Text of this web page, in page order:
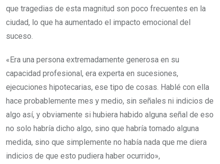
que tragedias de esta magnitud son poco frecuentes en la
ciudad, lo que ha aumentado el impacto emocional del
suceso.
«Era una persona extremadamente generosa en su
capacidad profesional, era experta en sucesiones,
ejecuciones hipotecarias, ese tipo de cosas. Hablé con ella
hace probablemente mes y medio, sin señales ni indicios de
algo así, y obviamente si hubiera habido alguna señal de eso
no solo habría dicho algo, sino que habría tomado alguna
medida, sino que simplemente no había nada que me diera
indicios de que esto pudiera haber ocurrido»,